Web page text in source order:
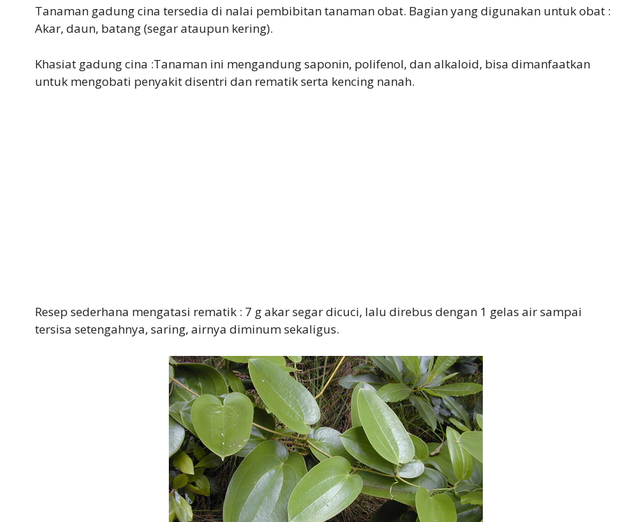
Tanaman gadung cina tersedia di nalai pembibitan tanaman obat. Bagian yang digunakan untuk obat :
Akar, daun, batang (segar ataupun kering).
Khasiat gadung cina :Tanaman ini mengandung saponin, polifenol, dan alkaloid, bisa dimanfaatkan
untuk mengobati penyakit disentri dan rematik serta kencing nanah.
Resep sederhana mengatasi rematik : 7 g akar segar dicuci, lalu direbus dengan 1 gelas air sampai
tersisa setengahnya, saring, airnya diminum sekaligus.